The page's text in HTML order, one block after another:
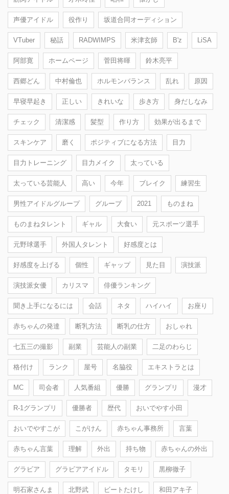
声優アイドル 役作り 坂道合同オーディション
VTuber 秘話 RADWIMPS 米津玄師 B'z LiSA
阿部寛 ホームページ 菅田将暉 鈴木亮平
西郷どん 中村倫也 ホルモンバランス 乱れ 原因
早寝早起き 正しい きれいな 歩き方 身だしなみ
チェック 清潔感 髪型 作り方 効果が出るまで
スキンケア 磨く ポジティブになる方法 目力
目力トレーニング 目力メイク 太っている
太っている芸能人 高い 今年 ブレイク 練習生
男性アイドルグループ グループ 2021 ものまね
ものまねタレント ギャル 大食い 元スポーツ選手
元野球選手 外国人タレント 好感度とは
好感度を上げる 個性 ギャップ 見た目 演技派
演技派女優 カリスマ 俳優ランキング
聞き上手になるには 会話 ネタ ハイハイ お座り
赤ちゃんの発達 断乳方法 断乳の仕方 おしゃれ
七五三の撮影 副業 芸能人の副業 二足のわらじ
格付け ランク 屋号 名脇役 エキストラとは
MC 司会者 人気番組 優勝 グランプリ 漫才
R-1グランプリ 優勝者 歴代 おいでやす小田
おいでやすこが こがけん 赤ちゃん事務所 言葉
赤ちゃん言葉 理解 外出 持ち物 赤ちゃんの外出
グラビア グラビアアイドル タモリ 黒柳徹子
明石家さんま 北野武 ビートたけし 和田アキ子